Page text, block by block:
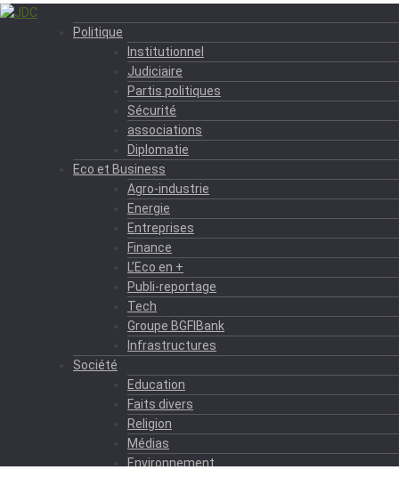
Politique
Institutionnel
Judiciaire
Partis politiques
Sécurité
associations
Diplomatie
Eco et Business
Agro-industrie
Energie
Entreprises
Finance
L’Eco en +
Publi-reportage
Tech
Groupe BGFIBank
Infrastructures
Société
Education
Faits divers
Religion
Médias
Environnement